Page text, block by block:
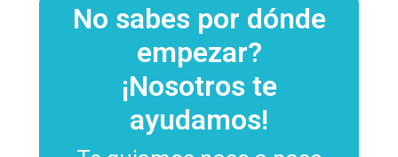
No sabes por dónde
empezar?
¡Nosotros te
ayudamos!